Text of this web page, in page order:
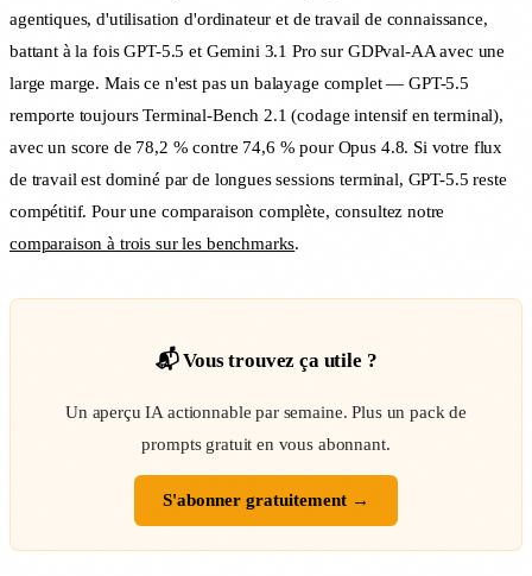
agentiques, d'utilisation d'ordinateur et de travail de connaissance,
battant à la fois GPT-5.5 et Gemini 3.1 Pro sur GDPval-AA avec une
large marge. Mais ce n'est pas un balayage complet — GPT-5.5
remporte toujours Terminal-Bench 2.1 (codage intensif en terminal),
avec un score de 78,2 % contre 74,6 % pour Opus 4.8. Si votre flux
de travail est dominé par de longues sessions terminal, GPT-5.5 reste
compétitif. Pour une comparaison complète, consultez notre
comparaison à trois sur les benchmarks.
📬 Vous trouvez ça utile ?
Un aperçu IA actionnable par semaine. Plus un pack de
prompts gratuit en vous abonnant.
S'abonner gratuitement →